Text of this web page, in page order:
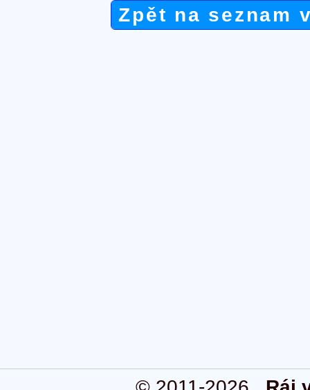
Zpět na seznam